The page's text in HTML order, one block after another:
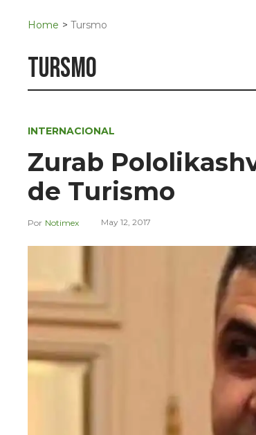
Home > Tursmo
tursmo
INTERNACIONAL
Zurab
de Turismo
Notimex May 12, 2017